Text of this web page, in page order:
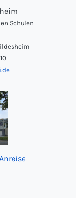
Schulen